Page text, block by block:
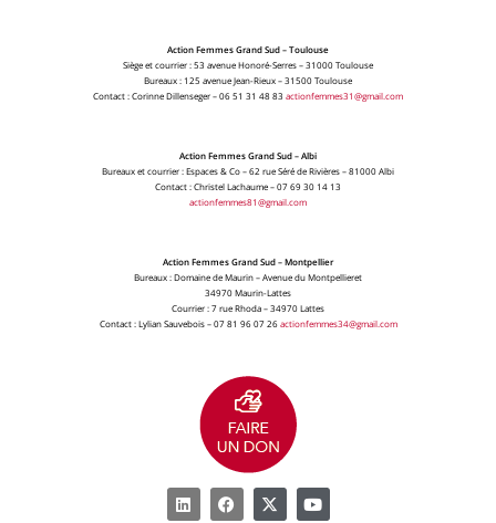
Action Femmes Grand Sud – Toulouse
Siège et courrier : 53 avenue Honoré-Serres – 31000 Toulouse
Bureaux : 125 avenue Jean-Rieux – 31500 Toulouse
Contact : Corinne Dillenseger – 06 51 31 48 83 actionfemmes31@gmail.com
Action Femmes Grand Sud – Albi
Bureaux et courrier : Espaces & Co – 62 rue Séré de Rivières – 81000 Albi
Contact : Christel Lachaume – 07 69 30 14 13
actionfemmes81@gmail.com
Action Femmes Grand Sud – Montpellier
Bureaux : Domaine de Maurin – Avenue du Montpellieret
34970 Maurin-Lattes
Courrier : 7 rue Rhoda – 34970 Lattes
Contact : Lylian Sauvebois – 07 81 96 07 26actionfemmes34@gmail.com